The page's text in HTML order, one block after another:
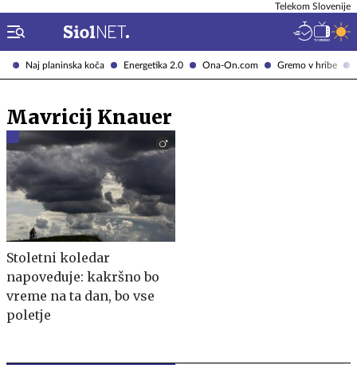
Naj planinska koča Energetika 2.0 Ona-On.com Gremo v hribe
Telekom Slovenije
Mavricij Knauer
Stoletni koledar
napoveduje: kakršno bo
vreme na ta dan, bo vse
poletje